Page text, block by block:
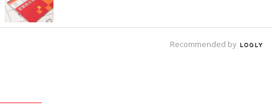
ば』あなたの知らない世界』。オープニングの吹雪のシーンから
すでに怖かった」
昭和、平成、令和 変わりゆく時代と価
Recommended by